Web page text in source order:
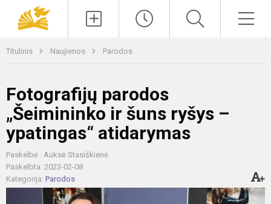
Titulinis Naujienos Parodos
Fotografijų parodos
„Šeimininko ir šuns ryšys –
ypatingas“ atidarymas
Paskelbė : Auksė Stasiškienė
Paskelbta: 2023-02-08
Kategorija: Parodos